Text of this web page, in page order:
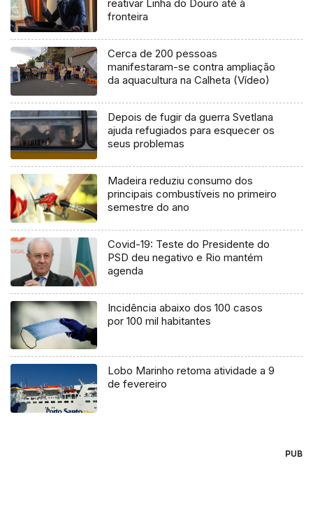
reativar Linha do Douro até à
fronteira
Cerca de 200 pessoas
manifestaram-se contra ampliação
da aquacultura na Calheta (Vídeo)
Depois de fugir da guerra Svetlana
ajuda refugiados para esquecer os
seus problemas
Madeira reduziu consumo dos
principais combustíveis no primeiro
semestre do ano
Covid-19: Teste do Presidente do
PSD deu negativo e Rio mantém
agenda
Incidência abaixo dos 100 casos
por 100 mil habitantes
Lobo Marinho retoma atividade a 9
de fevereiro
PUB